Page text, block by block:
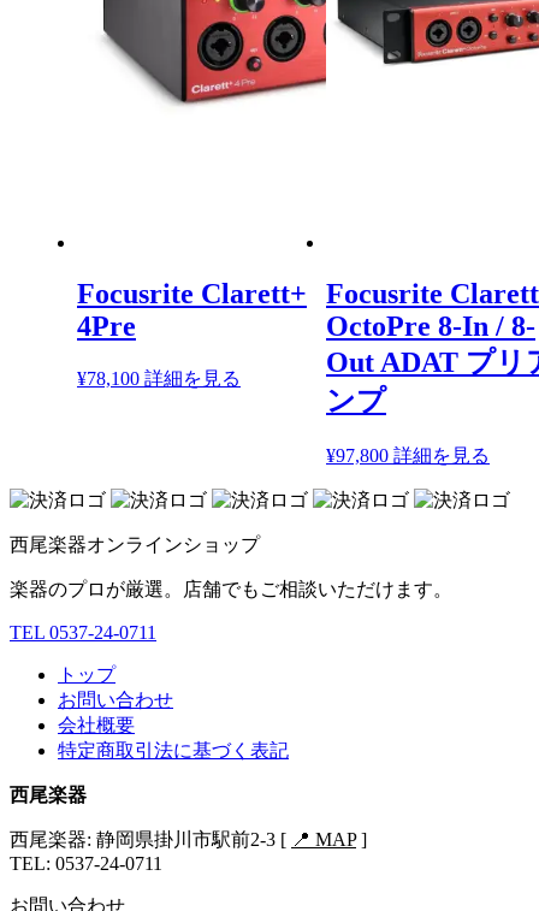
Focusrite Clarett+
4Pre
¥78,100 詳細を見る
Focusrite
OctoPre 8-In / 8-
Out ADAT プリ
ンプ
¥97,800 詳細を見る
西尾楽器オンラインショップ
楽器のプロが厳選。店舗でもご相談いただけます。
TEL 0537-24-0711
トップ
お問い合わせ
会社概要
特定商取引法に基づく表記
西尾楽器
西尾楽器: 静岡県掛川市駅前2-3 [ 📍 MAP]
TEL: 0537-24-0711
お問い合わせ